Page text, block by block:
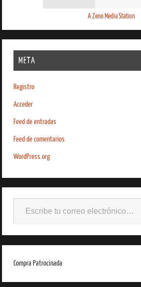
A Zeno Media Station
META
Registro
Acceder
Feed de entradas
Feed de comentarios
WordPress.org
Compra Patrocinada